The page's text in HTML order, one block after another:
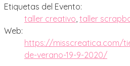
Etiquetas del Evento:
taller creativo taller
Web:
https://misscreatica.com/
de-verano-19-9-2020/